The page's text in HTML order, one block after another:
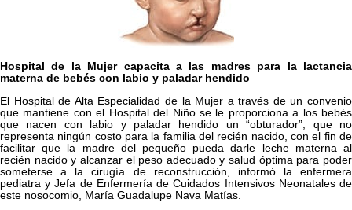
Hospital de la Mujer capacita a las madres para la lactancia
materna de bebés con labio y paladar hendido
El Hospital de Alta Especialidad de la Mujer a través de un convenio
que mantiene con el Hospital del Niño se le proporciona a los bebés
que nacen con labio y paladar hendido un “obturador”, que no
representa ningún costo para la familia del recién nacido, con el fin de
facilitar que la madre del pequeño pueda darle leche materna al
recién nacido y alcanzar el peso adecuado y salud óptima para poder
someterse a la cirugía de reconstrucción, informó la enfermera
pediatra y Jefa de Enfermería de Cuidados Intensivos Neonatales de
este nosocomio, María Guadalupe Nava Matías.